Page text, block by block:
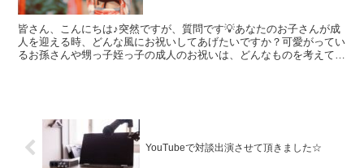
皆さん、こんにちは♪突然ですが、質問です💡あなたのお子さんが成
人を迎える時、どんな風にお祝いしてあげたいですか？可愛がってい
るお孫さんや甥っ子姪っ子の成人のお祝いは、どんなものを考えてい
YouTubeで対談出演させて頂きました☆